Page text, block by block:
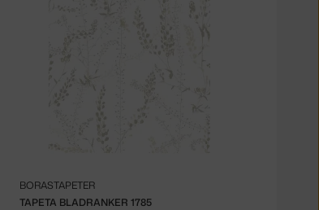
TAPETA BLADRANKER 1785
BORASTAPETER